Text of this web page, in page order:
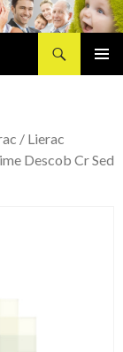
/ Lierac
Descob Cr Sed